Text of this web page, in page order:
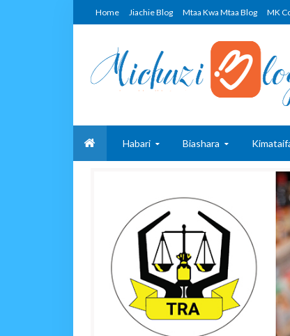
Home Jiachie Blog Mtaa Kwa Mtaa Blog MK
Habari Biashara